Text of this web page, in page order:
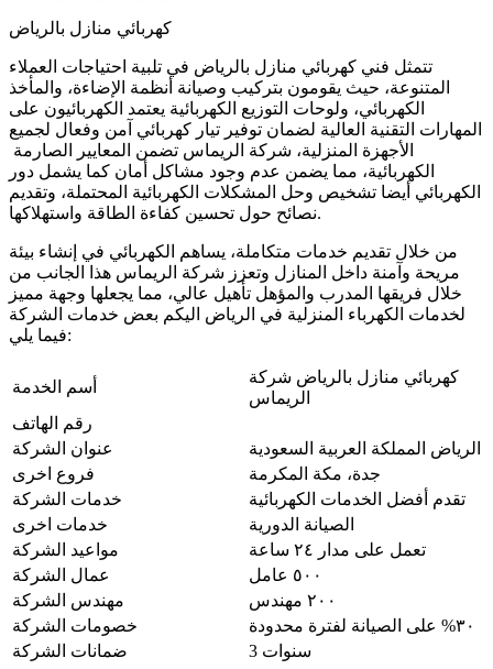
كهربائي منازل بالرياض
تتمثل فني كهربائي منازل بالرياض في تلبية احتياجات العملاء
المتنوعة، حيث يقومون بتركيب وصيانة أنظمة الإضاءة، والمأخذ
الكهربائي، ولوحات التوزيع الكهربائية يعتمد الكهربائيون على
المهارات التقنية العالية لضمان توفير تيار كهربائي آمن وفعال لجميع
الأجهزة المنزلية، شركة الريماس تضمن المعايير الصارمة
الكهربائية، مما يضمن عدم وجود مشاكل أمان كما يشمل دور
الكهربائي أيضا تشخيص وحل المشكلات الكهربائية المحتملة، وتقديم
نصائح حول تحسين كفاءة الطاقة واستهلاكها.
من خلال تقديم خدمات متكاملة، يساهم الكهربائي في إنشاء بيئة
مريحة وآمنة داخل المنازل وتعزز شركة الريماس هذا الجانب من
خلال فريقها المدرب والمؤهل تأهيل عالي، مما يجعلها وجهة مميز
لخدمات الكهرباء المنزلية في الرياض اليكم بعض خدمات الشركة
فيما يلي:
أسم الخدمة
كهربائي منازل بالرياض شركة
الريماس
رقم الهاتف
عنوان الشركة
الرياض المملكة العربية السعودية
فروع اخرى
جدة، مكة المكرمة
خدمات الشركة
تقدم أفضل الخدمات الكهربائية
خدمات اخرى
الصيانة الدورية
مواعيد الشركة
تعمل على مدار ٢٤ ساعة
عمال الشركة
٥٠٠ عامل
مهندس الشركة
٢٠٠ مهندس
خصومات الشركة
٣٠% على الصيانة لفترة محدودة
ضمانات الشركة
3 سنوات